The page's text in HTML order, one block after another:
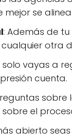
se
: Además de
otra
solo vayas a
cuenta.
el
abierto